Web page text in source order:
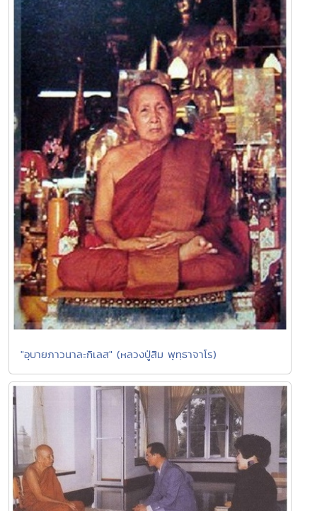
"อุบายภาวนาละกิเลส" (หลวงปู่สิม พุทฺธาจาโร)